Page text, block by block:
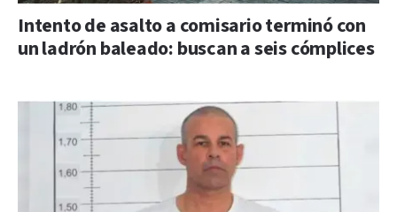
Intento de asalto a comisario terminó con
un ladrón baleado: buscan a seis cómplices